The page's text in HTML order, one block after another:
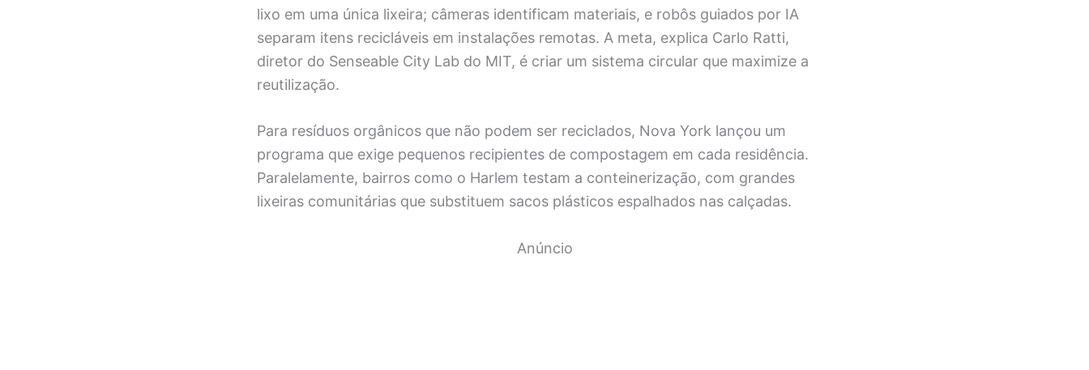
lixo em uma única lixeira; câmeras identificam materiais, e robôs guiados por IA
separam itens recicláveis em instalações remotas. A meta, explica Carlo Ratti,
diretor do Senseable City Lab do MIT, é criar um sistema circular que maximize a
reutilização.
Para resíduos orgânicos que não podem ser reciclados, Nova York lançou um
programa que exige pequenos recipientes de compostagem em cada residência.
Paralelamente, bairros como o Harlem testam a conteinerização, com grandes
lixeiras comunitárias que substituem sacos plásticos espalhados nas calçadas.
Anúncio